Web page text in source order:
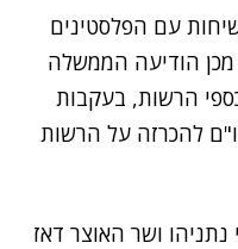
הופסקו השיחות עם הפלסטינים
מכן הודיעה הממשלה
הרשות, בעקבות
להכרזה על הרשות
ושר האוצר דאז